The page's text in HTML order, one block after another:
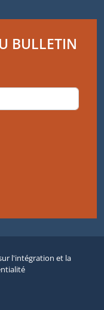
BULLETIN
l'intégration et la